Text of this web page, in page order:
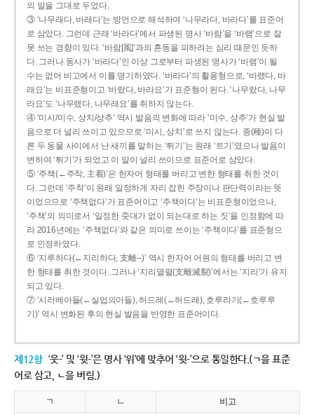
의 말을 그대로 두었다.
③ ‘나무래다, 바래다’는 방언으로 해석하여 ‘나무라다, 바라다’를 표준어
로 삼았다. 그런데 근래 ‘바라다’에서 파생된 명사 ‘바람’을 ‘바램’으로 잘
못 쓰는 경향이 있다. ‘바람[風]’과의 혼동을 피하려는 심리 때문인 듯하
다. 그러나 동사가 ‘바라다’인 이상 그로부터 파생된 명사가 ‘바램’이 될
수는 없어 비고에서 이를 명기하였다. ‘바라다’의 활용형으로, ‘바랬다, 바
래요’는 비표준형이고 ‘바랐다, 바라요’가 표준형이 된다. ‘나무랐다, 나무
라요’도 ‘나무랬다, 나무래요’를 취하지 않는다.
④ ‘미시/미수, 상치/상추’ 역시 발음의 변화에 따라 ‘미수, 상추’가 현실 발
음으로 더 널리 쓰이고 있으므로 ‘미시, 상치’로 쓰지 않는다. 종(種)이 다
른 두 동물 사이에서 난 새끼를 말하는 ‘튀기’는 원래 ‘트기’였으나 발음이
변하여 ‘튀기’가 되었고 이 말이 널리 쓰이므로 표준어로 삼았다.
⑤ ‘주책(←주착, 主着)’은 한자어 형태를 버리고 변한 형태를 취한 것이
다. 그런데 ‘주착’이 원래 일정하게 자리 잡힌 주장이나 판단력이라는 뜻
이었으므로 ‘주책없다’가 표준어이고 ‘주책이다’는 비표준형이었으나,
‘주책’의 의미로서 ‘일정한 줏대가 없이 되는대로 하는 짓’을 인정함에 따
라 2016년에는 ‘주책없다’와 같은 의미로 쓰이는 ‘주책이다’를 표준형으
로 인정하였다.
⑥ ‘지루하다(←지리하다, 支離--)’ 역시 한자어 어원의 형태를 버리고 변
한 형태를 취한 것이다. 그러나 ‘지리멸렬(支離滅裂)’에서는 ‘지리’가 유지
되고 있다.
⑦ ‘시러베아들(←실업의아들), 허드레(←허드래), 호루라기(←호루루
기)’ 역시 변화된 후의 현실 발음을 반영한 표준어이다.
제12항 ‘웃-’ 및 ‘윗-’은 명사 ‘위’에 맞추어 ‘윗-’으로 통일한다.(ㄱ을 표준
어로 삼고, ㄴ을 버림.)
ㄱ ㄴ 비고